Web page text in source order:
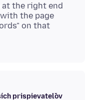
the right end
the page
on that
prispievateľov